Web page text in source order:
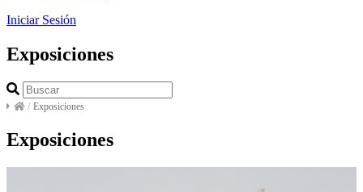
Iniciar Sesión
Exposiciones
/ Exposiciones
Exposiciones